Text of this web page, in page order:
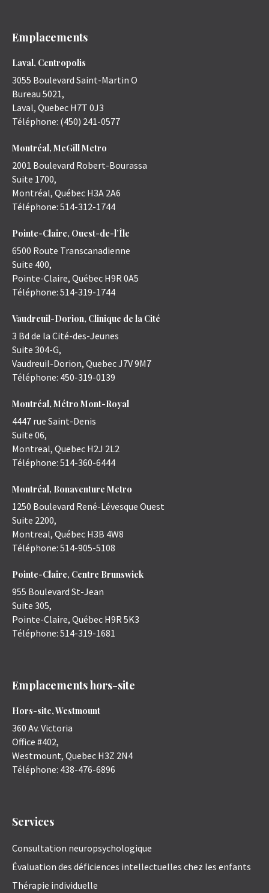
Emplacements
Laval, Centropolis
3055 Boulevard Saint-Martin O
Bureau 5021,
Laval, Quebec H7T 0J3
Téléphone: (450) 241-0577
Montréal, McGill Metro
2001 Boulevard Robert-Bourassa
Suite 1700,
Montréal, Québec H3A 2A6
Téléphone: 514-312-1744
Pointe-Claire, Ouest-de-l’Île
6500 Route Transcanadienne
Suite 400,
Pointe-Claire, Québec H9R 0A5
Téléphone: 514-319-1744
Vaudreuil-Dorion, Clinique de la Cité
3 Bd de la Cité-des-Jeunes
Suite 304-G,
Vaudreuil-Dorion, QuebecJ7V 9M7
Téléphone: 450-319-0139
Montréal, Métro Mont-Royal
4447 rue Saint-Denis
Suite 06,
Montreal, Quebec H2J 2L2
Téléphone: 514-360-6444
Montréal, Bonaventure Metro
1250 Boulevard René-Lévesque Ouest
Suite 2200,
Montreal, Québec H3B 4W8
Téléphone: 514-905-5108
Pointe-Claire, Centre Brunswick
955 Boulevard St-Jean
Suite 305,
Pointe-Claire, Québec H9R 5K3
Téléphone: 514-319-1681
Emplacements hors-site
Hors-site, Westmount
360 Av. Victoria
Office #402,
Westmount, Quebec H3Z 2N4
Téléphone: 438-476-6896
Services
Consultation neuropsychologique
Évaluation des déficiences intellectuelles chez les enfants
Thérapie individuelle